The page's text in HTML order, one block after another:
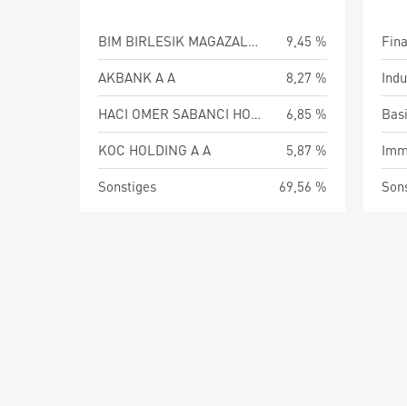
BIM BIRLESIK MAGAZALAR A A
9,45 %
AKBANK A A
8,27 %
HACI OMER SABANCI HOLDING A A
6,85 %
KOC HOLDING A A
5,87 %
Sonstiges
69,56 %